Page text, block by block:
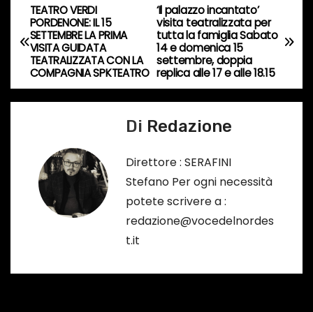
s
o
…
N
a
v
i
n
‘Il palazzo incantato’
visita teatralizzata per
tutta la famiglia Sabato
14 e domenica 15
settembre, doppia
replica alle 17 e alle 18.15
TEATRO VERDI
PORDENONE: IL 15
SETTEMBRE LA PRIMA
VISITA GUIDATA
TEATRALIZZATA CON LA
COMPAGNIA SPKTEATRO
Di Redazione
Direttore : SERAFINI
Stefano Per ogni necessità
potete scrivere a :
redazione@vocedelnordes
t.it